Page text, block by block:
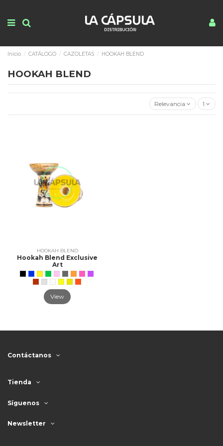
Inicio CATÁLOGO CAZOLETAS HOOKAH BLEND
HOOKAH BLEND
Relevancia 1
HOOKAH BLEND
Hookah Blend Exclusive
Art
View
Contáctanos
Tienda
Síguenos
Newsletter